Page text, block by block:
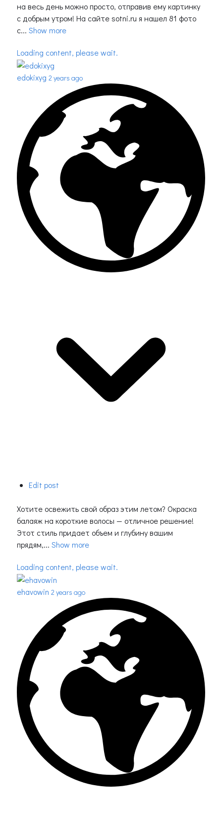
на весь день можно просто, отправив ему картинку
с добрым утром! На сайте sotni.ru я нашел 81 фото
с... Show more
Loading content, please wait.
edokixyg 2 years ago
Edit post
Хотите освежить свой образ этим летом? Окраска
балаяж на короткие волосы — отличное решение!
Этот стиль придает объем и глубину вашим
прядям,... Show more
Loading content, please wait.
ehavowin 2 years ago